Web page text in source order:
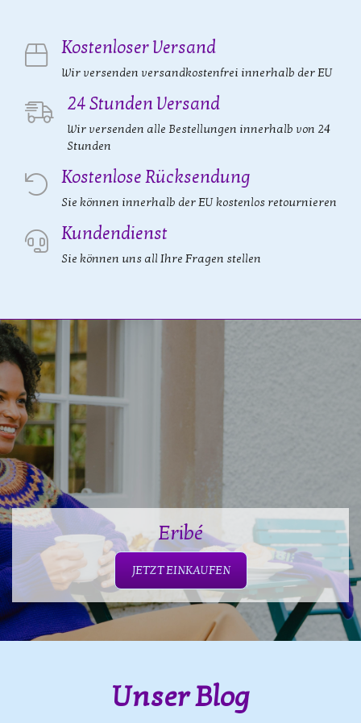
Kostenloser Versand
Wir versenden versandkostenfrei innerhalb der EU
24 Stunden Versand
Wir versenden alle Bestellungen innerhalb von 24
Stunden
Kostenlose Rücksendung
Sie können innerhalb der EU kostenlos retournieren
Kundendienst
Sie können uns all Ihre Fragen stellen
Eribé
JETZT EINKAUFEN
Unser Blog